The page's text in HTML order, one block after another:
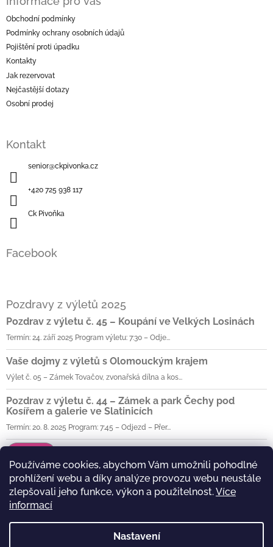
Používáme cookies, abychom Vám umožnili pohodlné
prohlížení webu a díky analýze provozu webu neustále
zlepšovali jeho funkce, výkon a použitelnost.Více
informací
Nastavení
Obchodní podmínky
Podmínky ochrany osobních údajů
Pojištění proti úpadku
Kontakty
Jak rezervovat
Nejčastější dotazy
Osobní prodej
Kontakt
senior@ckpivonka.cz
+420 725 938 117
Ck Pivoňka
Facebook
Pozdravy z výletů 2025
Pozdrav z výletu č. 45 – Koupání ve Velkých Losinách
Termín: 24. září 2025 Program výletu: 7:30 – Odje...
Vaše dojmy z výletů s Olomouckým krajem
Výlet č. 05 – Zámek Tovačov, zvonařská dílna a kos...
Pozdrav z výletu č. 44 – Zámek a park Čechy pod
Kosířem a galerie ve Slatinicích
Termín: 20. 8. 2025 Program: 7:45 – Odjezd – Přer...
Olomoucký kraj